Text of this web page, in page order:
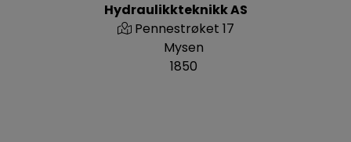
Hydraulikkteknikk AS
Pennestrøket 17
Mysen
1850